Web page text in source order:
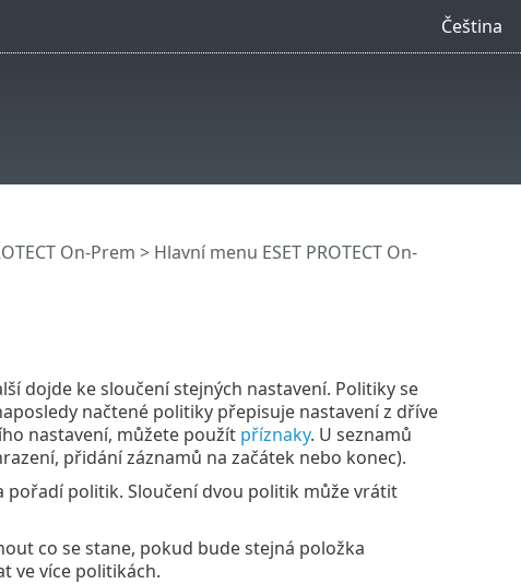
Čeština
On-Prem > Hlavní menu ESET PROTECT On-
dojde ke sloučení stejných nastavení. Politiky se
načtené politiky přepisuje nastavení z dříve
nastavení, můžete použít příznaky. U seznamů
přidání záznamů na začátek nebo konec).
pořadí politik. Sloučení dvou politik může vrátit
co se stane, pokud bude stejná položka
ve více politikách.